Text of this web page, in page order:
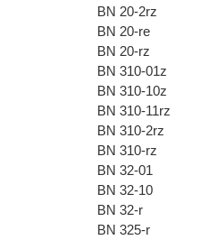
BN 20-2rz
BN 20-re
BN 20-rz
BN 310-01z
BN 310-10z
BN 310-11rz
BN 310-2rz
BN 310-rz
BN 32-01
BN 32-10
BN 32-r
BN 325-r